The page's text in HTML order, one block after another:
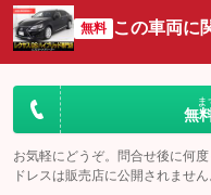
無料 この車両に
無
お気軽にどうぞ。問合せ後に何
ドレスは販売店に公開されません